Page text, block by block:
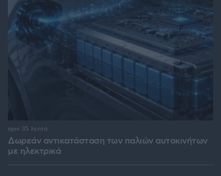
Δωρεάν αντικατάσταση των παλιών αυτοκινήτων
με ηλεκτρικά
πριν 35 λεπτά